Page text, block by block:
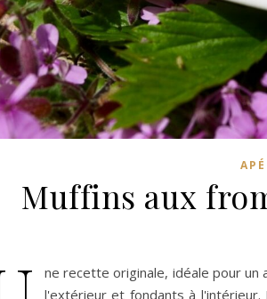
Muffins aux
ne recette originale, idéale pour
l'extérieur et fondants à